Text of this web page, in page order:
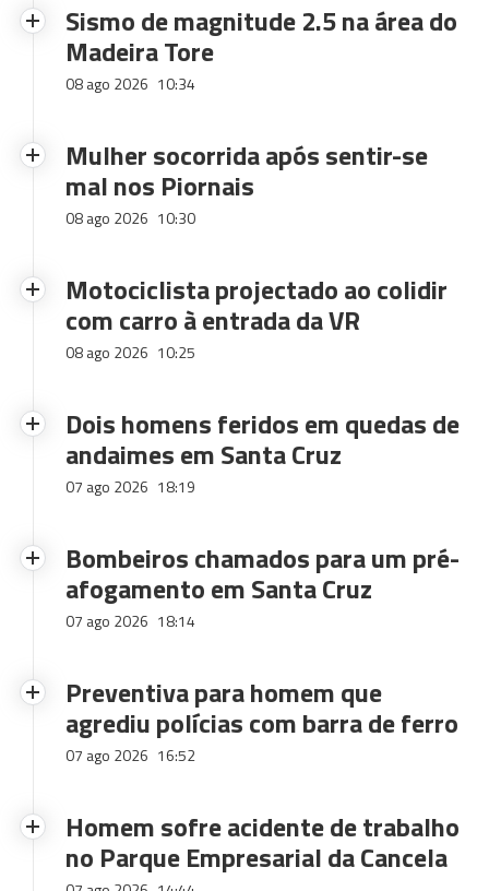
Sismo de magnitude 2.5 na área do
Madeira Tore
08 ago 2026 10:34
Mulher socorrida após sentir-se
mal nos Piornais
08 ago 2026 10:30
Motociclista projectado ao colidir
com carro à entrada da VR
08 ago 2026 10:25
Dois homens feridos em quedas de
andaimes em Santa Cruz
07 ago 2026 18:19
Bombeiros chamados para um pré-
afogamento em Santa Cruz
07 ago 2026 18:14
Preventiva para homem que
agrediu polícias com barra de ferro
07 ago 2026 16:52
Homem sofre acidente de trabalho
no Parque Empresarial da Cancela